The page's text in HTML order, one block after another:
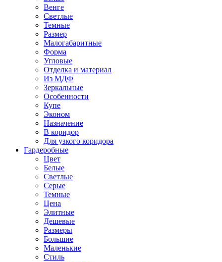
Венге
Светлые
Темные
Размер
Малогабаритные
Форма
Угловые
Отделка и материал
Из МДФ
Зеркальные
Особенности
Купе
Эконом
Назначение
В коридор
Для узкого коридора
Гардеробные
Цвет
Белые
Светлые
Серые
Темные
Цена
Элитные
Дешевые
Размеры
Большие
Маленькие
Стиль